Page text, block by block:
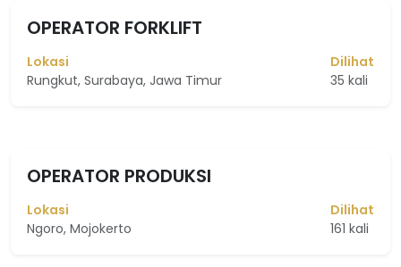
OPERATOR FORKLIFT
Lokasi
Rungkut, Surabaya, Jawa Timur
Dilihat
35 kali
OPERATOR PRODUKSI
Lokasi
Ngoro, Mojokerto
Dilihat
161 kali